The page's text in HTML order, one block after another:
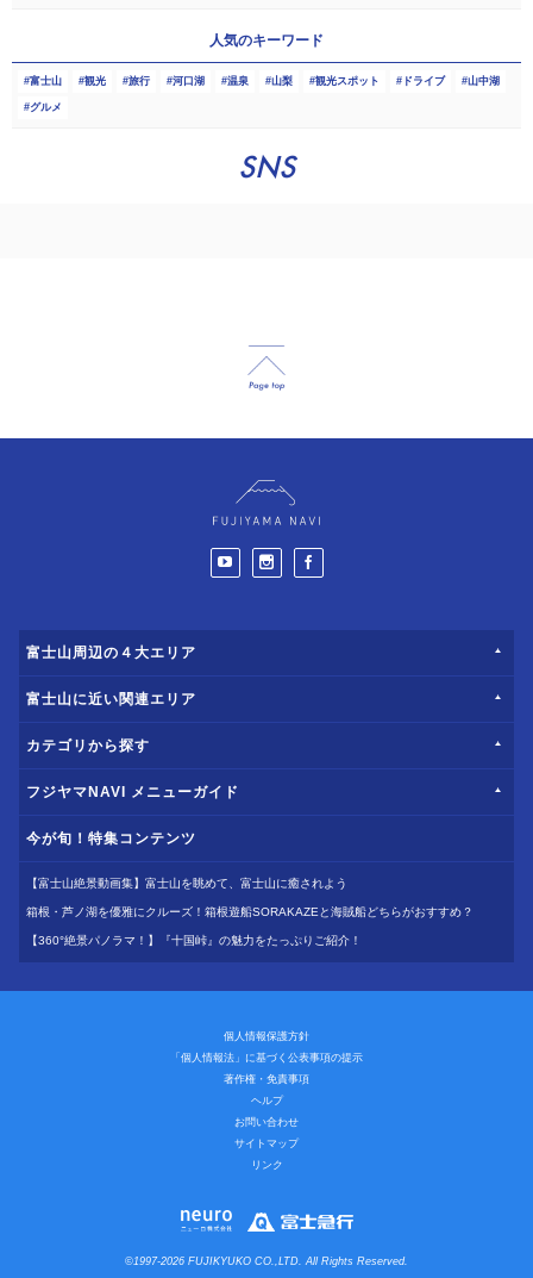
人気のキーワード
富士山 観光 旅行 河口湖 温泉 山梨 観光スポット ドライブ 山中湖
グルメ
SNS
富士山周辺の４大エリア
富士山に近い関連エリア
カテゴリから探す
フジヤマNAVI メニューガイド
今が旬！特集コンテンツ
【富士山絶景動画集】富士山を眺めて、富士山に癒されよう
箱根・芦ノ湖を優雅にクルーズ！箱根遊船SORAKAZEと海賊船どちらがおすすめ？
【360°絶景パノラマ！】『十国峠』の魅力をたっぷりご紹介！
個人情報保護方針
「個人情報法」に基づく公表事項の提示
著作権・免責事項
ヘルプ
お問い合わせ
サイトマップ
リンク
©1997-2026 FUJIKYUKO CO.,LTD. All Rights Reserved.